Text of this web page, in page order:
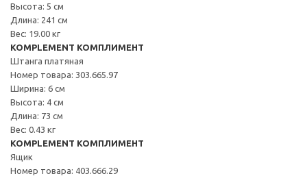
Высота: 5 см
Длина: 241 см
Вес: 19.00 кг
KOMPLEMENT КОМПЛИМЕНТ
Штанга платяная
Номер товара: 303.665.97
Ширина: 6 см
Высота: 4 см
Длина: 73 см
Вес: 0.43 кг
KOMPLEMENT КОМПЛИМЕНТ
Ящик
Номер товара: 403.666.29